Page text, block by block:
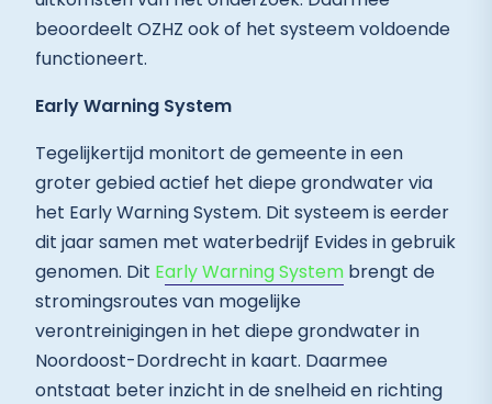
beoordeelt OZHZ ook of het systeem voldoende
functioneert.
Early Warning System
Tegelijkertijd monitort de gemeente in een
groter gebied actief het diepe grondwater via
het Early Warning System. Dit systeem is eerder
dit jaar samen met waterbedrijf Evides in gebruik
genomen. Dit Early Warning System brengt de
stromingsroutes van mogelijke
verontreinigingen in het diepe grondwater in
Noordoost-Dordrecht in kaart. Daarmee
ontstaat beter inzicht in de snelheid en richting